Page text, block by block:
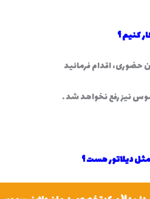
کنیم ؟
حضوری، اقدام فرمائید
نیز رفع نخواهد شد .
مثل دیلاتور هست ؟